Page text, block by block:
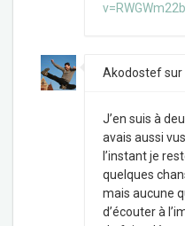
Akodostefsur
J’en suis à
avais aussi
l’instant je
quelques
mais aucune
d’écouter à